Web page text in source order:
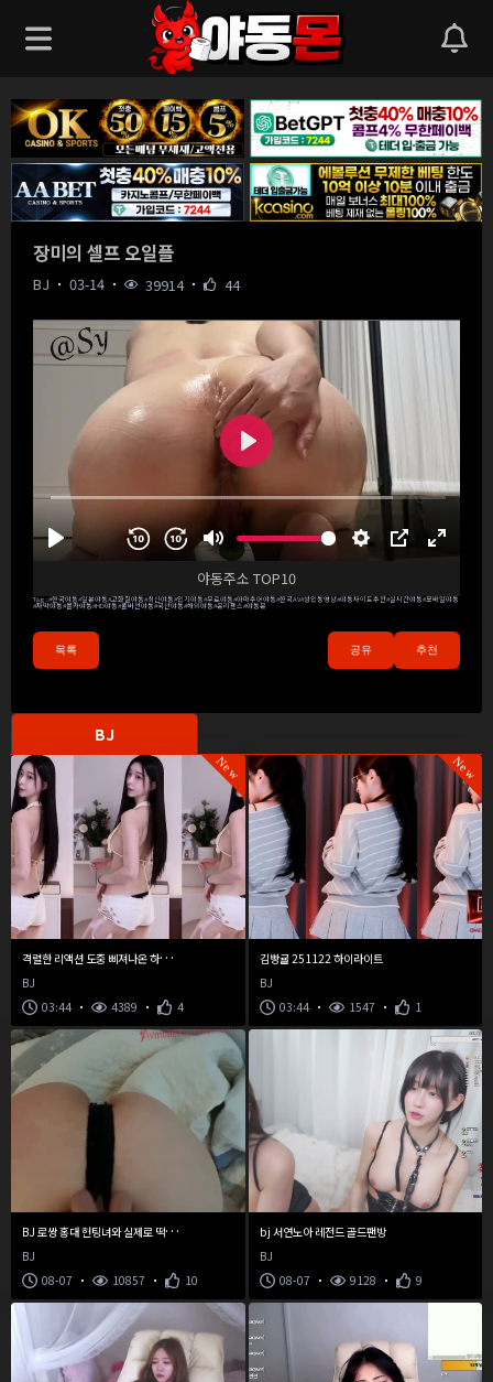
장미의 셀프 오일플
BJ 03-14 39914 44
야동주소 TOP10
Tag :#한국야동#일본야동#고화질야동#최신야동#인기야동#무료야동#아마추어야동#한국AV#성인동영상#야동사이트추천#실시간야동#모바일야동
#자막야동#몰카야동#HD야동#풀버전야동#국산야동#해외야동#온리팬스#야동몬
목록 공유 추천
BJ
New
격
렬한 리액션 도중 삐져나온 하은이의 꼭지
BJ
03:44
4389 4
New
김빵귤 251122 하이라이트
BJ
03:44
1547 1
B
J 로쌍 홍대 헌팅녀와 실제로 떡치다가 영정
BJ
08-07
10857 10
bj 서연노아 레전드 골드팬방
BJ
08-07
9128 9